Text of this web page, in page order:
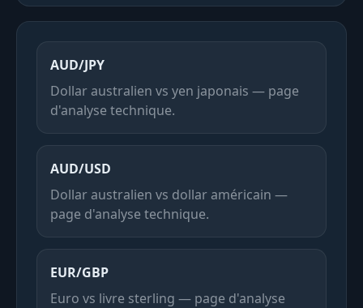
AUD/JPY
Dollar australien vs yen japonais — page
d'analyse technique.
AUD/USD
Dollar australien vs dollar américain —
page d'analyse technique.
EUR/GBP
Euro vs livre sterling — page d'analyse